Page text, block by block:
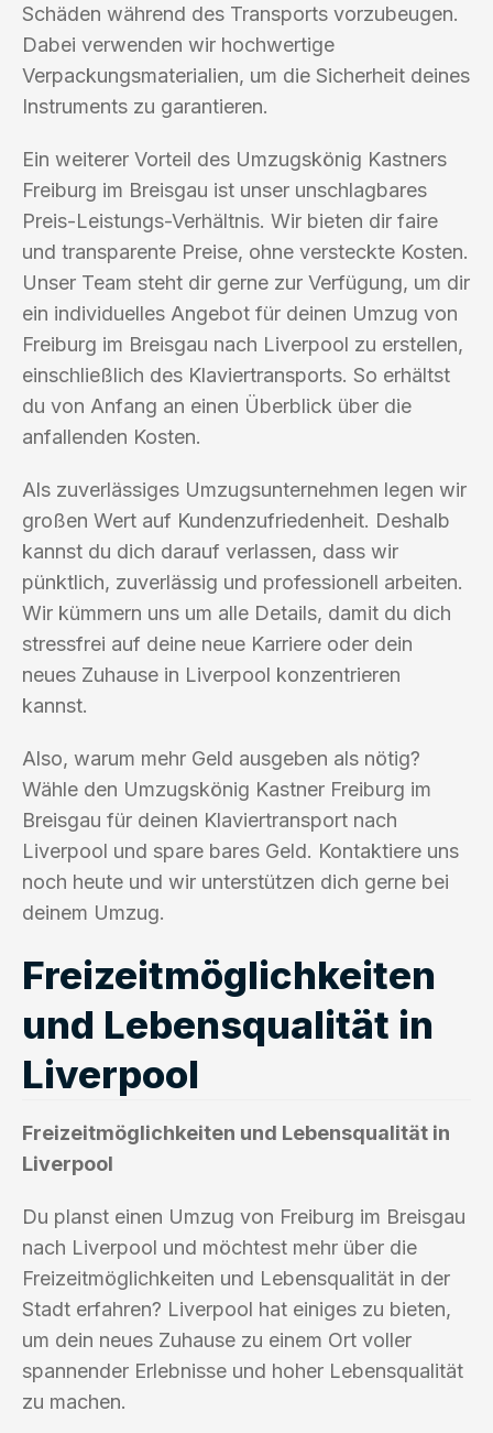
Schäden während des Transports vorzubeugen.
Dabei verwenden wir hochwertige
Verpackungsmaterialien, um die Sicherheit deines
Instruments zu garantieren.
Ein weiterer Vorteil des Umzugskönig Kastners
Freiburg im Breisgau ist unser unschlagbares
Preis-Leistungs-Verhältnis. Wir bieten dir faire
und transparente Preise, ohne versteckte Kosten.
Unser Team steht dir gerne zur Verfügung, um dir
ein individuelles Angebot für deinen Umzug von
Freiburg im Breisgau nach Liverpool zu erstellen,
einschließlich des Klaviertransports. So erhältst
du von Anfang an einen Überblick über die
anfallenden Kosten.
Als zuverlässiges Umzugsunternehmen legen wir
großen Wert auf Kundenzufriedenheit. Deshalb
kannst du dich darauf verlassen, dass wir
pünktlich, zuverlässig und professionell arbeiten.
Wir kümmern uns um alle Details, damit du dich
stressfrei auf deine neue Karriere oder dein
neues Zuhause in Liverpool konzentrieren
kannst.
Also, warum mehr Geld ausgeben als nötig?
Wähle den Umzugskönig Kastner Freiburg im
Breisgau für deinen Klaviertransport nach
Liverpool und spare bares Geld. Kontaktiere uns
noch heute und wir unterstützen dich gerne bei
deinem Umzug.
Freizeitmöglichkeiten
und Lebensqualität in
Liverpool
Freizeitmöglichkeiten und Lebensqualität in
Liverpool
Du planst einen Umzug von Freiburg im Breisgau
nach Liverpool und möchtest mehr über die
Freizeitmöglichkeiten und Lebensqualität in der
Stadt erfahren? Liverpool hat einiges zu bieten,
um dein neues Zuhause zu einem Ort voller
spannender Erlebnisse und hoher Lebensqualität
zu machen.